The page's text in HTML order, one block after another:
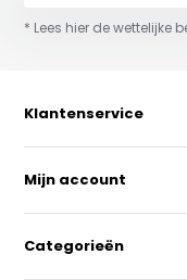
* Lees hier de wettelijke
Klantenservice
Mijn account
Categorieën